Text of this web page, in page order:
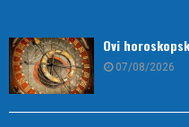
Ovi
07/08/2026